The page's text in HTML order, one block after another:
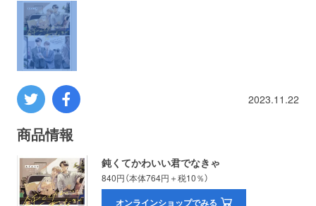
2023.11.22
商品情報
鈍くてかわいい君でなきゃ
840円（本体764円＋税10％）
オンラインショップでみる
ミリタリー
イベント
フェア お知らせ